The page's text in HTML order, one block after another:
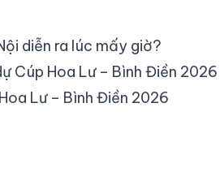
diễn ra lúc mấy giờ?
Cúp Hoa Lư – Bình Điền 2026
Lư – Bình Điền 2026